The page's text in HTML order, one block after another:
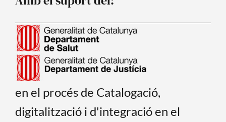
en el procés de Catalogació,
digitalització i d'integració en el